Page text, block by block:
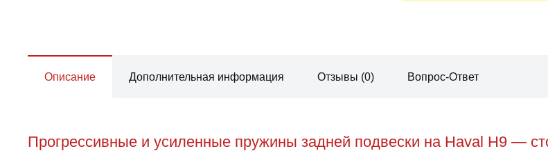
Описание Дополнительная информация Отзывы (0) Вопрос-Ответ
Прогрессивные и усиленные пружины задней подвески на Haval H9 —